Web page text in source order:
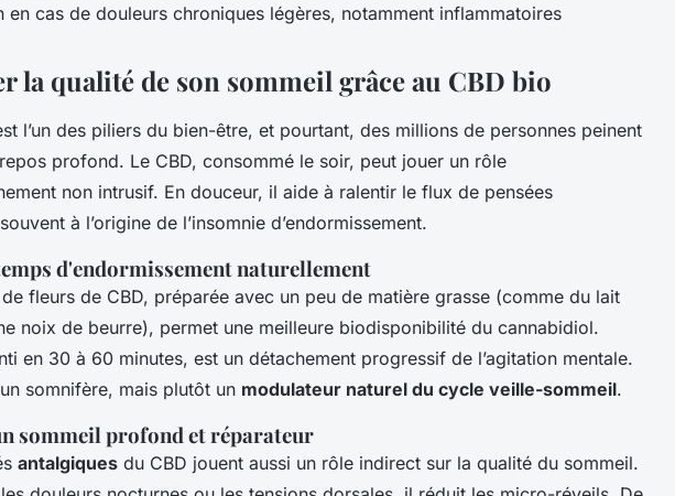
en cas de douleurs chroniques légères, notamment inflammatoires
la qualité de son sommeil grâce au CBD bio
l’un des piliers du bien-être, et pourtant, des millions de personnes peinent
profond. Le CBD, consommé le soir, peut jouer un rôle
non intrusif. En douceur, il aide à ralentir le flux de pensées
à l’origine de l’insomnie d’endormissement.
d'endormissement naturellement
fleurs de CBD, préparée avec un peu de matière grasse (comme du lait
noix de beurre), permet une meilleure biodisponibilité du cannabidiol.
en 30 à 60 minutes, est un détachement progressif de l’agitation mentale.
un somnifère, mais plutôt un modulateur naturel du cycle veille-sommeil.
sommeil profond et réparateur
antalgiques du CBD jouent aussi un rôle indirect sur la qualité du sommeil.